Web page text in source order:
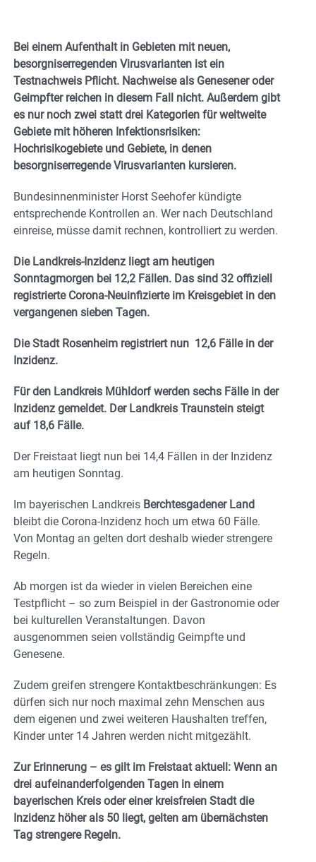
Bei einem Aufenthalt in Gebieten mit neuen,
besorgniserregenden Virusvarianten ist ein
Testnachweis Pflicht. Nachweise als Genesener oder
Geimpfter reichen in diesem Fall nicht. Außerdem gibt
es nur noch zwei statt drei Kategorien für weltweite
Gebiete mit höheren Infektionsrisiken:
Hochrisikogebiete und Gebiete, in denen
besorgniserregende Virusvarianten kursieren.
Bundesinnenminister Horst Seehofer kündigte
entsprechende Kontrollen an. Wer nach Deutschland
einreise, müsse damit rechnen, kontrolliert zu werden.
Die Landkreis-Inzidenz liegt am heutigen
Sonntagmorgen bei 12,2 Fällen. Das sind 32 offiziell
registrierte Corona-Neuinfizierte im Kreisgebiet in den
vergangenen sieben Tagen.
Die Stadt Rosenheim registriert nun 12,6 Fälle in der
Inzidenz.
Für den Landkreis Mühldorf werden sechs Fälle in der
Inzidenz gemeldet. Der Landkreis Traunstein steigt
auf 18,6 Fälle.
Der Freistaat liegt nun bei 14,4 Fällen in der Inzidenz
am heutigen Sonntag.
Im bayerischen Landkreis Berchtesgadener Land
bleibt die Corona-Inzidenz hoch um etwa 60 Fälle.
Von Montag an gelten dort deshalb wieder strengere
Regeln.
Ab morgen ist da wieder in vielen Bereichen eine
Testpflicht – so zum Beispiel in der Gastronomie oder
bei kulturellen Veranstaltungen. Davon
ausgenommen seien vollständig Geimpfte und
Genesene.
Zudem greifen strengere Kontaktbeschränkungen: Es
dürfen sich nur noch maximal zehn Menschen aus
dem eigenen und zwei weiteren Haushalten treffen,
Kinder unter 14 Jahren werden nicht mitgezählt.
Zur Erinnerung – es gilt im Freistaat aktuell: Wenn an
drei aufeinanderfolgenden Tagen in einem
bayerischen Kreis oder einer kreisfreien Stadt die
Inzidenz höher als 50 liegt, gelten am übernächsten
Tag strengere Regeln.